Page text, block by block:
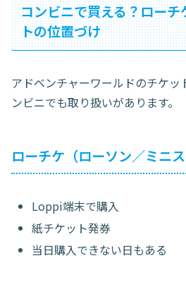
コンビニで買える？ロー
トの位置づけ
アドベンチャーワールドのチケッ
ンビニでも取り扱いがあります。
ローチケ（ローソン／ミニス
Loppi端末で購入
紙チケット発券
当日購入できない日もある